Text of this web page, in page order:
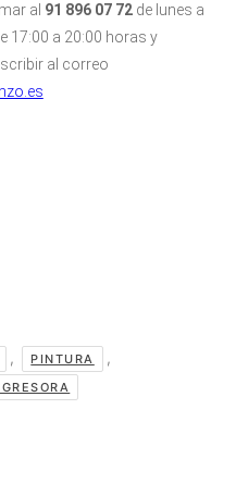
al 91 896 07 72 de lunes a
17:00 a 20:00 horas y
al correo
, PINTURA ,